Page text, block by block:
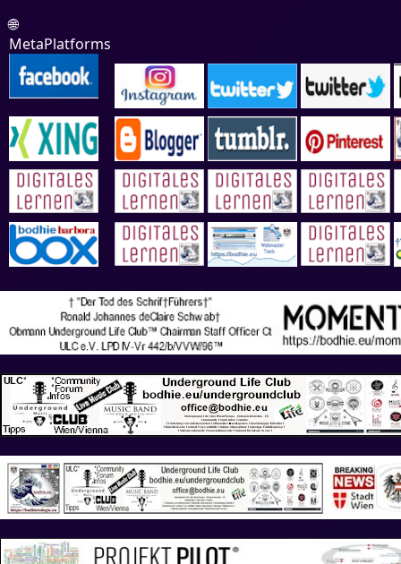
🌐
MetaPlatforms